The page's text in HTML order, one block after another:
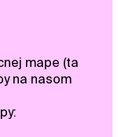
mape (ta
na nasom